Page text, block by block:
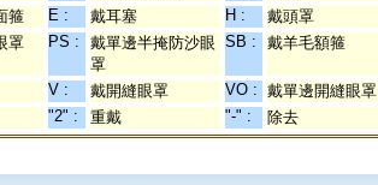
箍 E : 戴耳塞 H :
戴頭罩
罩 PS :
戴單邊半掩防沙眼
罩
SB : 戴羊毛額箍
V : 戴開縫眼罩 VO : 戴單邊開縫眼罩
"2" : 重戴 "-" : 除去